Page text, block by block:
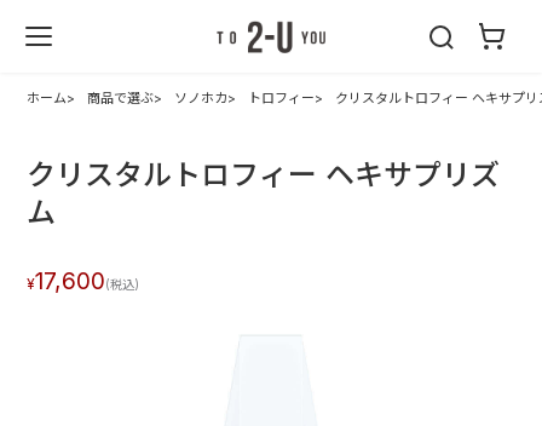
ホーム 商品で選ぶ ソノホカ トロフィー クリスタルトロフィー ヘキサプリ
クリスタルトロフィー ヘキサプリズ
ム
17,600